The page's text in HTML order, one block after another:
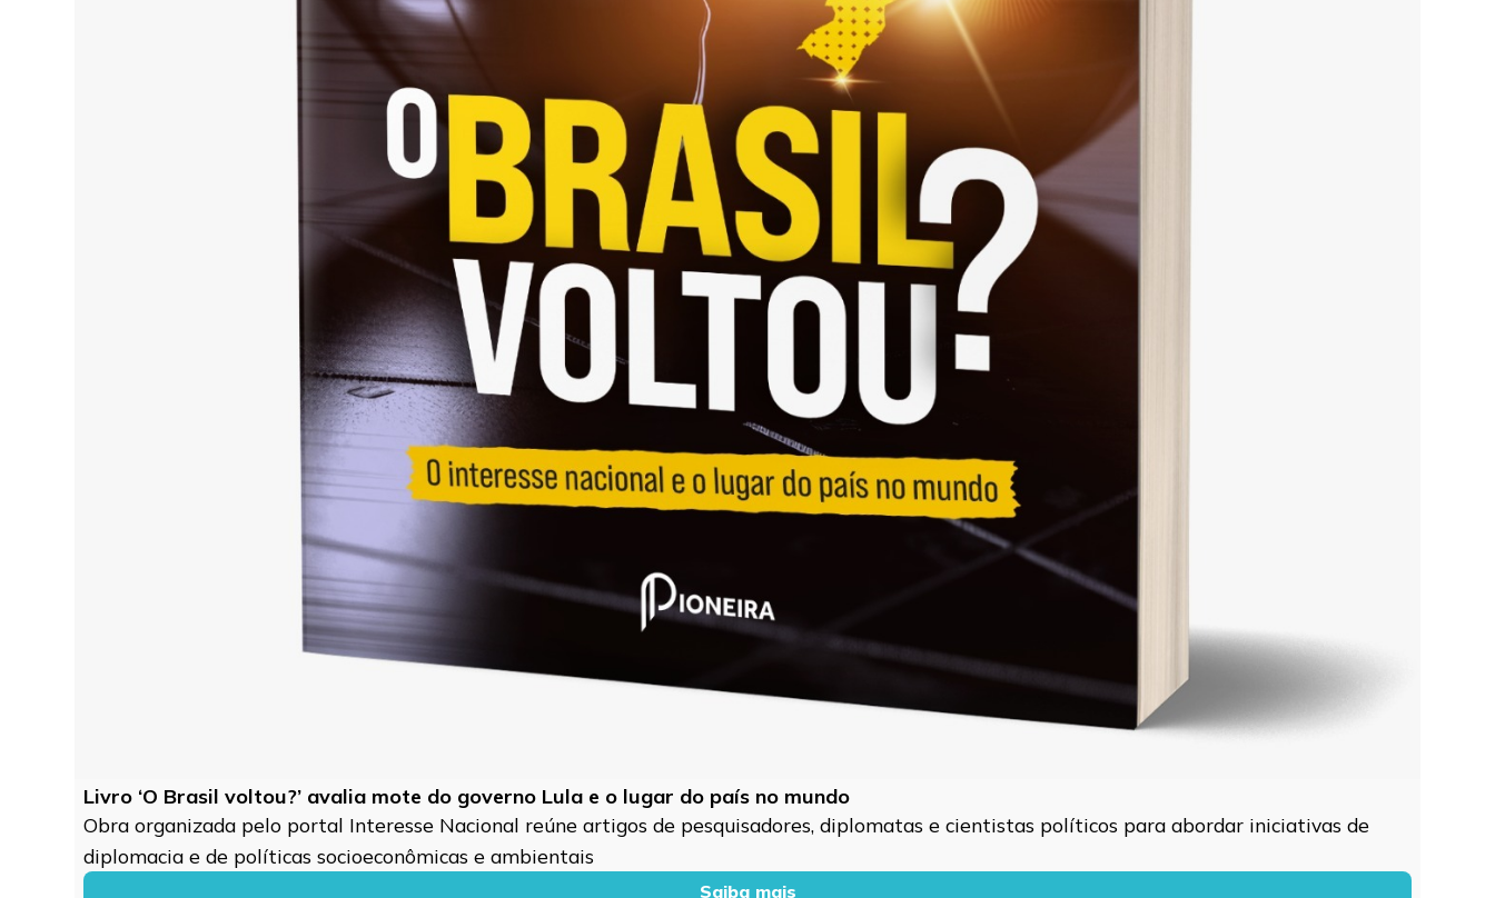
Livro ‘O Brasil voltou?’ avalia mote do governo Lula e o lugar do país no mundo
Obra organizada pelo portal Interesse Nacional reúne artigos de pesquisadores, diplomatas e cientistas políticos para abordar iniciativas de
diplomacia e de políticas socioeconômicas e ambientais
Saiba mais